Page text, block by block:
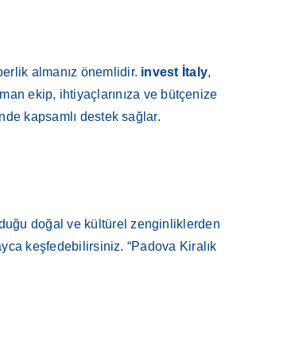
almanız önemlidir. invest İtaly,
ekip, ihtiyaçlarınıza ve bütçenize
kapsamlı destek sağlar.
doğal ve kültürel zenginliklerden
keşfedebilirsiniz. “Padova Kiralık